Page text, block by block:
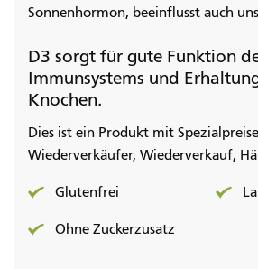
Sonnenhormon, beeinflusst auch
D3 sorgt für gute Funktion
Immunsystems und
Knochen.
Dies ist ein Produkt mit
Wiederverkäufer, Wiederverkauf,
Glutenfrei
Ohne Zuckerzusatz